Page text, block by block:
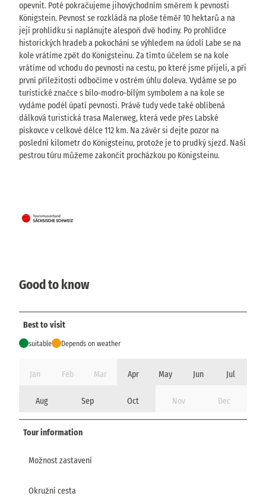
opevnit. Poté pokračujeme jihovýchodním směrem k pevnosti
Königstein. Pevnost se rozkládá na ploše téměř 10 hektarů a na
její prohlídku si naplánujte alespoň dvě hodiny. Po prohlídce
historických hradeb a pokochání se výhledem na údolí Labe se na
kole vrátíme zpět do Königsteinu. Za tímto účelem se na kole
vrátíme od vchodu do pevnosti na cestu, po které jsme přijeli, a při
první příležitosti odbočíme v ostrém úhlu doleva. Vydáme se po
turistické značce s bílo-modro-bílým symbolem a na kole se
vydáme podél úpatí pevnosti. Právě tudy vede také oblíbená
dálková turistická trasa Malerweg, která vede přes Labské
pískovce v celkové délce 112 km. Na závěr si dejte pozor na
poslední kilometr do Königsteinu, protože je to prudký sjezd. Naši
pestrou túru můžeme zakončit procházkou po Königsteinu.
Good to know
Best to visit
suitable Depends on weather
Jan Feb Mar Apr May Jun Jul
Aug Sep Oct Nov Dec
Tour information
Možnost zastavení
Okružní cesta